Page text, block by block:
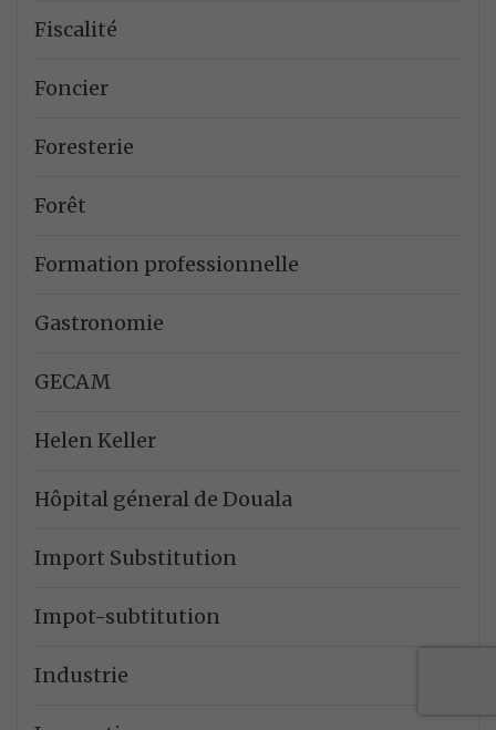
Fiscalité
Foncier
Foresterie
Forêt
Formation professionnelle
Gastronomie
GECAM
Helen Keller
Hôpital géneral de Douala
Import Substitution
Impot-subtitution
Industrie